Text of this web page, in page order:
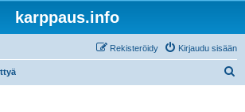
karppaus.info
Kirjaudu sisään
Rekisteröidy